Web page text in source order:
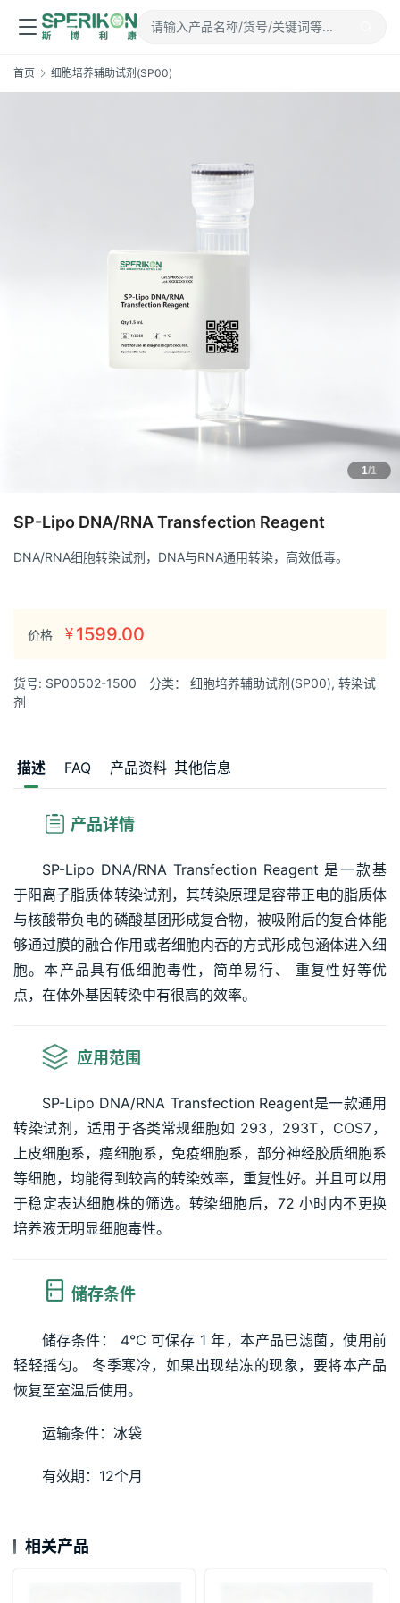
首页 细胞培养辅助试剂(SP00)
1/1
SP-Lipo DNA/RNA Transfection Reagent
DNA/RNA细胞转染试剂，DNA与RNA通用转染，高效低毒。
价格 ¥ 1599.00
货号: SP00502-1500 分类： 细胞培养辅助试剂(SP00), 转染试
剂
描述 FAQ 产品资料 其他信息
产品详情
SP-Lipo DNA/RNA Transfection Reagent 是一款基
于阳离子脂质体转染试剂，其转染原理是容带正电的脂质体
与核酸带负电的磷酸基团形成复合物，被吸附后的复合体能
够通过膜的融合作用或者细胞内吞的方式形成包涵体进入细
胞。本产品具有低细胞毒性，简单易行、 重复性好等优
点，在体外基因转染中有很高的效率。
应用范围
SP-Lipo DNA/RNA Transfection Reagent是一款通用
转染试剂，适用于各类常规细胞如 293，293T，COS7，
上皮细胞系，癌细胞系，免疫细胞系，部分神经胶质细胞系
等细胞，均能得到较高的转染效率，重复性好。并且可以用
于稳定表达细胞株的筛选。转染细胞后，72 小时内不更换
培养液无明显细胞毒性。
储存条件
储存条件： 4°C 可保存 1 年，本产品已滤菌，使用前
轻轻摇匀。 冬季寒冷，如果出现结冻的现象，要将本产品
恢复至室温后使用。
运输条件：冰袋
有效期：12个月
相关产品